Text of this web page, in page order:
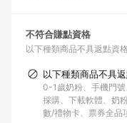
不符合賺點資格
以下種類商品不具返點資格
以下種類商品不具
0-1歲奶粉、手機門
採購、下載軟體、奶
數/禮物卡、票券全